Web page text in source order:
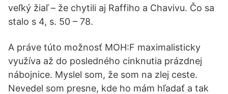
veľký žiaľ – že chytili aj Raffiho a Chavivu. Čo sa
stalo s 4, s. 50 – 78.
A práve túto možnosť MOH:F maximalisticky
využíva až do posledného cinknutia prázdnej
nábojnice. Myslel som, že som na zlej ceste.
Nevedel som presne, kde ho mám hľadať a tak